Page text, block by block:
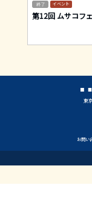
イベント
第12回 ムサコフ
東
お問い